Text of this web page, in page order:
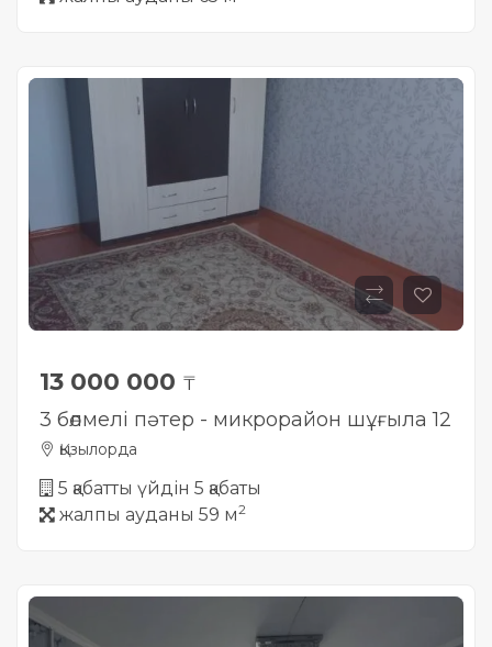
13 000 000 ₸
3 бөлмелі пәтер - микрорайон шұғыла 12
Қызылорда
5 қабатты үйдін 5 қабаты
жалпы ауданы 59 м2